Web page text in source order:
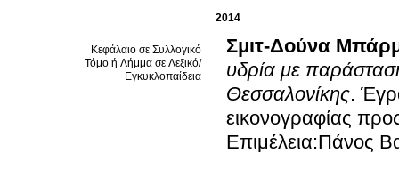
2014
Κεφάλαιο σε Συλλογικό
Τόμο ή Λήμμα σε Λεξικό/
Εγκυκλοπαίδεια
Σμιτ-Δούνα
υδρία με
Θεσσαλονίκης.
εικονογραφίας
Επιμέλεια:Πάνος